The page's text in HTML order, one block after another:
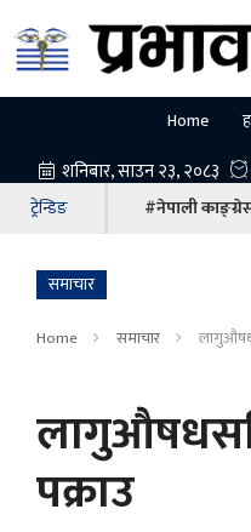
Home
ट्रेन्डिङ #नेपाली
समाचार
Home समाचार
पक्राउ